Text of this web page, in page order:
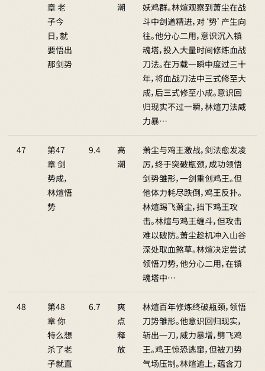
章 老
子今
日，就
要悟出
那剑势
潮
妖鸡群。林煊观察到萧尘在战
斗中剑道精进，对‘势’产生向
往。他分心二用，意识沉入镇
魂塔，投入大量时间修炼血战
刀法。在万载一瞬中度过三十
年，将血战刀法中三式修至大
成，后三式修至小成。意识回
归现实不过一瞬，林煊刀法威
力暴…
47
第47
章 剑
势成，
林煊悟
势
9.4
高
潮
萧尘与鸡王激战，剑法愈发凌
厉，终于突破瓶颈，成功领悟
剑势雏形，一剑重创鸡王。但
他体力耗尽跌倒，鸡王反扑。
林煊踢飞萧尘，挡下鸡王攻
击。林煊与鸡王缠斗，但攻击
难以破防。萧尘趁机冲入山谷
深处取血煞草。林煊决定尝试
领悟刀势，他分心二用，在镇
魂塔中…
48
第48
章 你
特么想
杀了老
子就直
6.7
爽
点
释
放
林煊百年修炼终破瓶颈，领悟
刀势雏形。他意识回归现实，
斩出一刀，威力暴增，劈飞鸡
王。鸡王惊恐逃窜，但被刀势
气场压制。林煊追上，蕴含刀